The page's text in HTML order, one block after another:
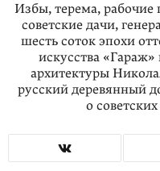
Избы, терема,
советские дачи,
шесть соток эпохи
искусства
архитектуры
русский деревянный
о